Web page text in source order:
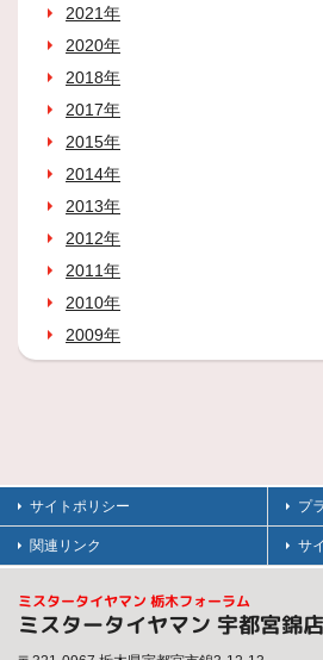
2021年
2020年
2018年
2017年
2015年
2014年
2013年
2012年
2011年
2010年
2009年
サイトポリシー プ
関連リンク サ
ミスタータイヤマン 栃木フォーラム
ミスタータイヤマン 宇都宮錦店